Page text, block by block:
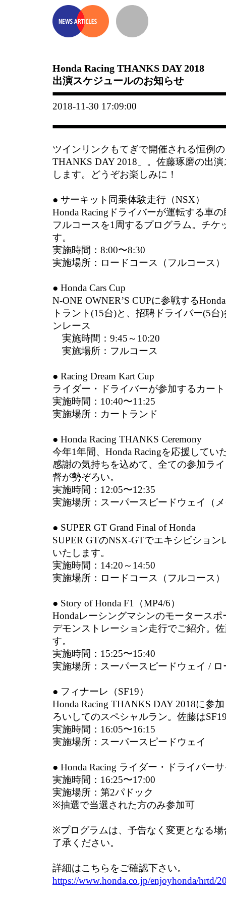
Honda Racing THANKS DAY 2018
出演スケジュールのお知らせ
2018-11-30 17:09:00
ツインリンクもてぎで開催される恒例の
THANKS DAY 2018」。佐藤琢磨の出
します。どうぞお楽しみに！
● サーキット同乗体験走行（NSX）
Honda Racingドライバーが運転する車
フルコースを1周するプログラム。チケ
す。
実施時間：8:00〜8:30
実施場所：ロードコース（フルコース）
● Honda Cars Cup
N-ONE OWNERʼS CUPに参戦する
トラント(15台)と、招聘ドライバー(5
ンレース
実施時間：9:45～10:20
実施場所：フルコース
● Racing Dream Kart Cup
ライダー・ドライバーが参加するカー
実施時間：10:40〜11:25
実施場所：カートランド
● Honda Racing THANKS Ceremony
今年1年間、Honda Racingを応援してい
感謝の気持ちを込めて、全ての参加ラ
督が勢ぞろい。
実施時間：12:05〜12:35
実施場所：スーパースピードウェイ（
● SUPER GT Grand Final of Honda
SUPER GTのNSX-GTでエキシビショ
いたします。
実施時間：14:20～14:50
実施場所：ロードコース（フルコース）
● Story of Honda F1（MP4/6）
Hondaレーシングマシンのモータース
デモンストレーション走行でご紹介。
す。
実施時間：15:25〜15:40
実施場所：スーパースピードウェイ /
● フィナーレ（SF19）
Honda Racing THANKS DAY 2018に参
ろいしてのスペシャルラン。佐藤は
実施時間：16:05〜16:15
実施場所：スーパースピードウェイ
● Honda Racing ライダー・ドライバー
実施時間：16:25〜17:00
実施場所：第2パドック
※抽選で当選された方のみ参加可
※プログラムは、予告なく変更となる
了承ください。
詳細はこちらをご確認下さい。
https://www.honda.co.jp/enjoyhonda/hrtd/